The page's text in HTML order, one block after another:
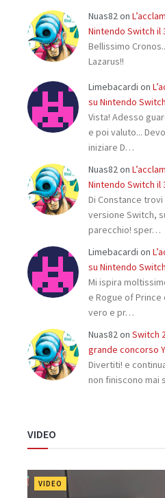
Nuas82on
Nintendo Switch il
Bellissimo
Lazarus!!
Limebacardi on
su Nintendo
Vista! Adesso
e poi valuto...
iniziare D…
Nuas82on
Nintendo Switch il
Di Constance
versione Switch,
parecchio! sper…
Limebacardi on
su Nintendo
Mi ispira
e Rogue of Prince
vero e pr…
Nuas82on Switch
grande concorso
Divertiti! e
non finiscono mai
VIDEO
VIDEO